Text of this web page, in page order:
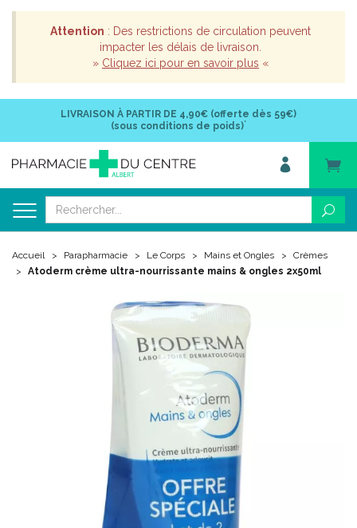
Attention : Des restrictions de circulation peuvent
impacter les délais de livraison.
» Cliquez ici pour en savoir plus «
LIVRAISON À PARTIR DE 4,90€ (offerte dès 59€)
(sous conditions de poids)*
Accueil Parapharmacie Le Corps Mains et Ongles
Crèmes
Atoderm crème ultra-nourrissante mains & ongles 2x50ml